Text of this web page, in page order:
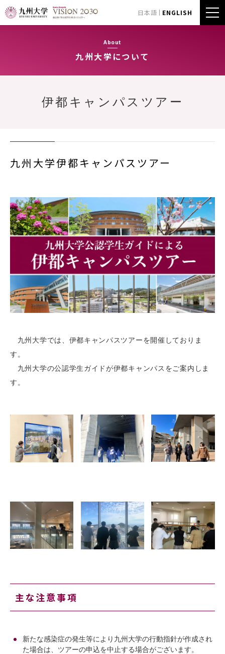
日本語 ENGLISH
About
九州大学について
伊都キャンパスツアー
九州大学伊都キャンパスツアー
九州大学では、伊都キャンパスツアーを開催しておりま
す。
九州大学の公認学生ガイドが伊都キャンパスをご案内しま
す。
主な注意事項
新たな感染症の発生等により九州大学の行動指針が作成され
た場合は、ツアーの申込を中止する場合がございます。